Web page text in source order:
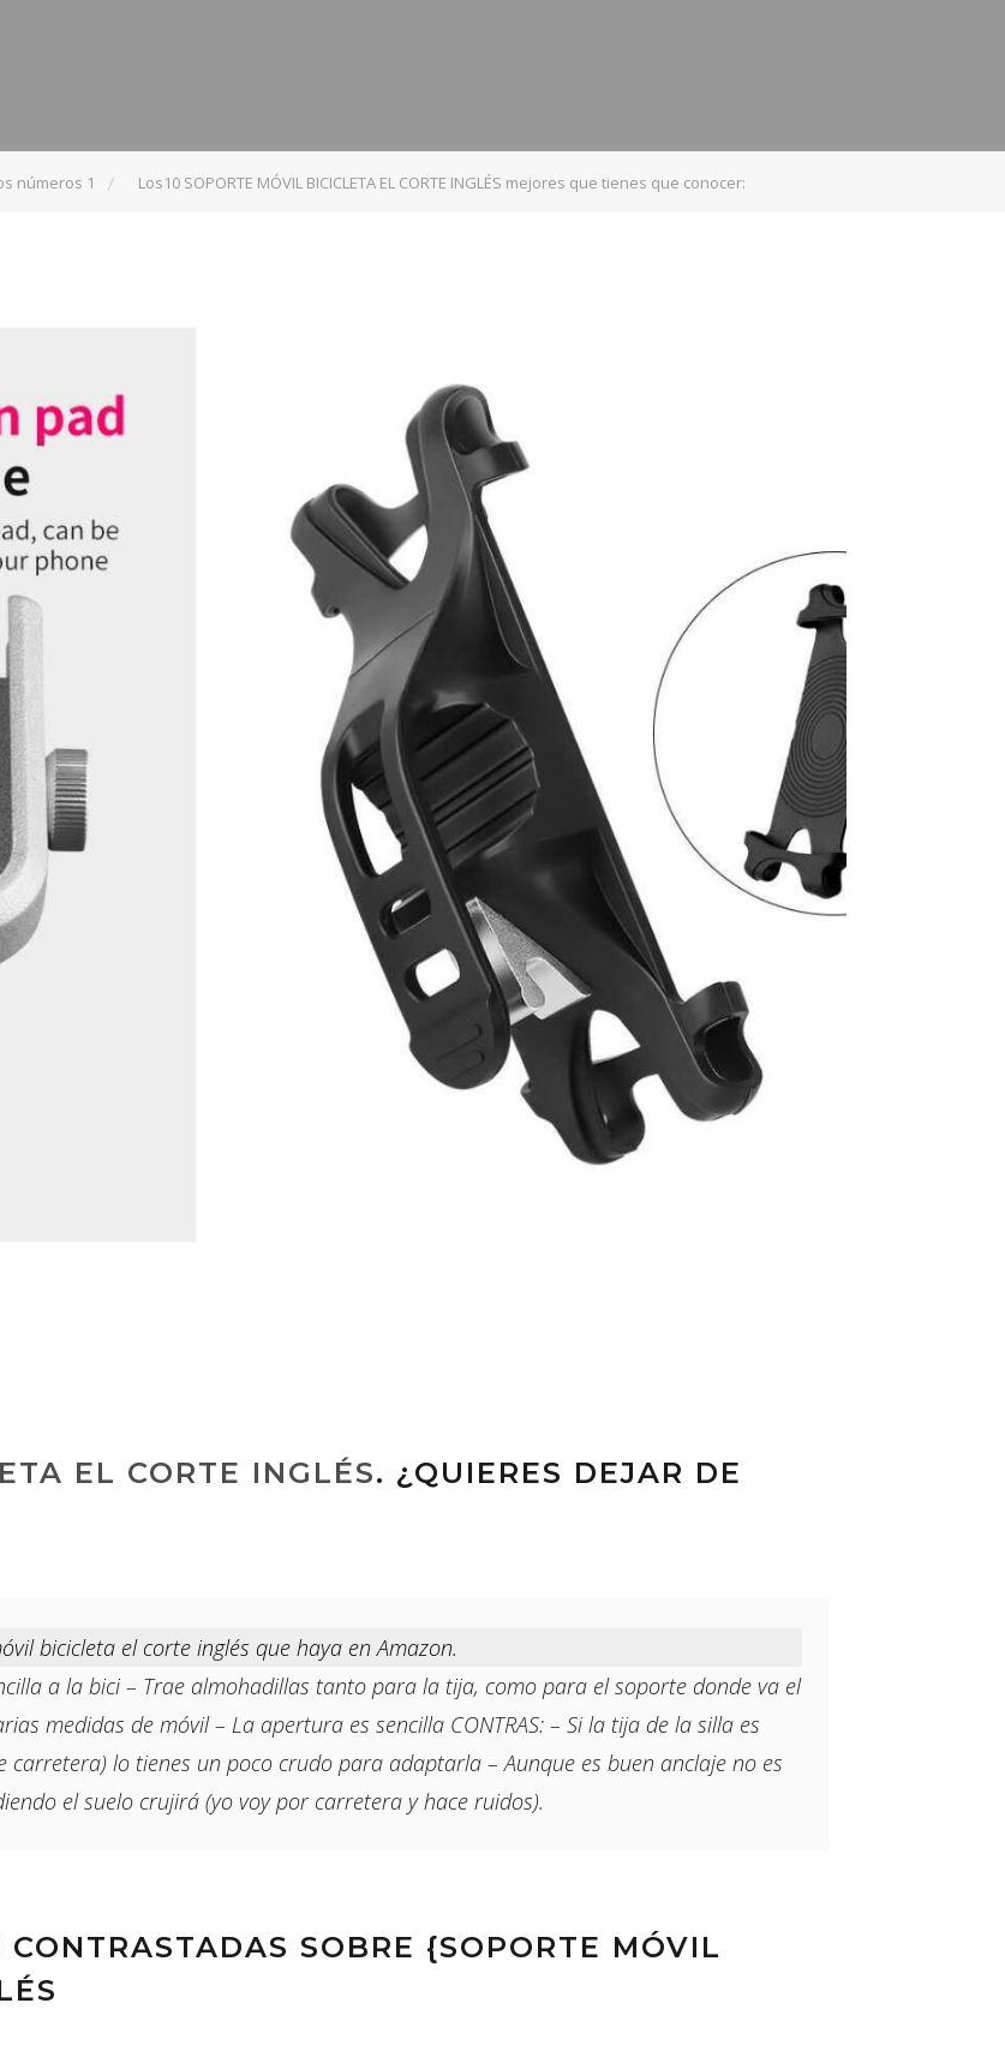
números 1 Los10 SOPORTE MÓVIL BICICLETA EL CORTE INGLÉS mejores que tienes que conocer:
EL CORTE INGLÉS. ¿QUIERES DEJAR DE
bicicleta el corte inglés que haya en Amazon.
a la bici – Trae almohadillas tanto para la tija, como para el soporte donde va el
medidas de móvil – La apertura es sencilla CONTRAS: – Si la tija de la silla es
carretera) lo tienes un poco crudo para adaptarla – Aunque es buen anclaje no es
el suelo crujirá (yo voy por carretera y hace ruidos).
SOBRE {SOPORTE MÓVIL